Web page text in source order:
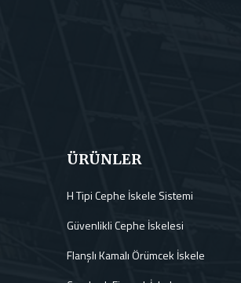
ÜRÜNLER
H Tipi Cephe İskele Sistemi
Güvenlikli Cephe İskelesi
Flanşlı Kamalı Örümcek İskele